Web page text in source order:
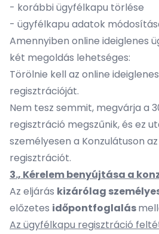
- korábbi ügyfélkapu törlése
- ügyfélkapu adatok
Amennyiben online ideiglenes
két megoldás lehetséges:
Törölnie kell az online
regisztrációját.
Nem tesz semmit, megvárja a
regisztráció megszűnik, és ez
személyesen a Konzulátuson
regisztrációt.
3., Kérelem benyújtása a
Az eljárás kizárólag
előzetes időpontfoglalás
Az ügyfélkapu regisztráció